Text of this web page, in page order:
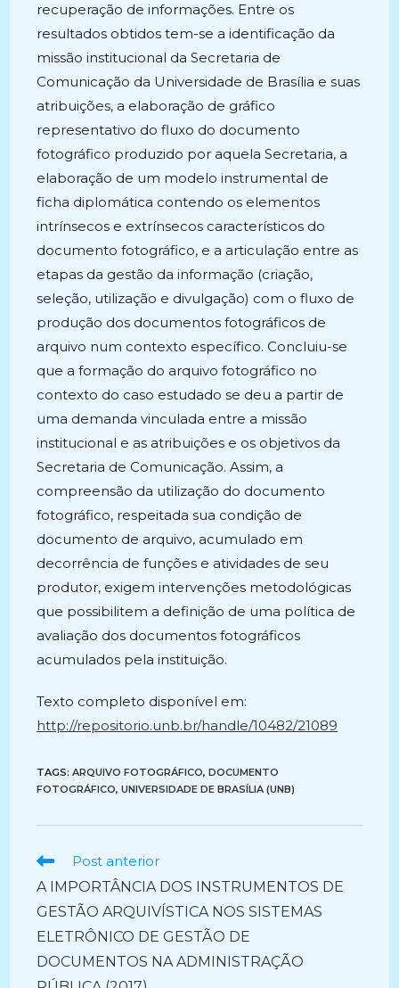
recuperação de informações. Entre os
resultados obtidos tem-se a identificação da
missão institucional da Secretaria de
Comunicação da Universidade de Brasília e suas
atribuições, a elaboração de gráfico
representativo do fluxo do documento
fotográfico produzido por aquela Secretaria, a
elaboração de um modelo instrumental de
ficha diplomática contendo os elementos
intrínsecos e extrínsecos característicos do
documento fotográfico, e a articulação entre as
etapas da gestão da informação (criação,
seleção, utilização e divulgação) com o fluxo de
produção dos documentos fotográficos de
arquivo num contexto específico. Concluiu-se
que a formação do arquivo fotográfico no
contexto do caso estudado se deu a partir de
uma demanda vinculada entre a missão
institucional e as atribuições e os objetivos da
Secretaria de Comunicação. Assim, a
compreensão da utilização do documento
fotográfico, respeitada sua condição de
documento de arquivo, acumulado em
decorrência de funções e atividades de seu
produtor, exigem intervenções metodológicas
que possibilitem a definição de uma política de
avaliação dos documentos fotográficos
acumulados pela instituição.
Texto completo disponível em:
http://repositorio.unb.br/handle/10482/21089
TAGS:ARQUIVO FOTOGRÁFICO, DOCUMENTO
FOTOGRÁFICO, UNIVERSIDADE DE BRASÍLIA (UNB)
Ler
artigos
Post anterior
A IMPORTÂNCIA DOS INSTRUMENTOS DE
GESTÃO ARQUIVÍSTICA NOS SISTEMAS
ELETRÔNICO DE GESTÃO DE
DOCUMENTOS NA ADMINISTRAÇÃO